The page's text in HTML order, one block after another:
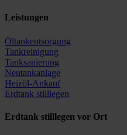
Leistungen
Öltankentsorgung
Tankreinigung
Tanksanierung
Neutankanlage
Heizöl-Ankauf
Erdtank stilllegen
Erdtank stilllegen vor Ort